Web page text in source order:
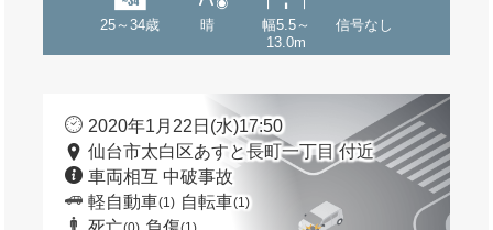
25～34歳 晴
幅5.5～
13.0m
信号なし
2020年1月22日(水)17:50
仙台市太白区あすと長町一丁目 付近
車両相互 中破事故
軽自動車(1) 自転車(1)